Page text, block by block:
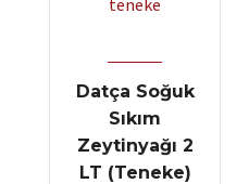
Datça Soğuk
Sıkım
Zeytinyağı 2
LT (Teneke)